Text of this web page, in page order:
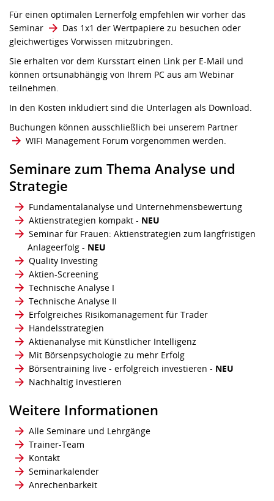
Für einen optimalen Lernerfolg empfehlen wir vorher das
Seminar
Das 1x1 der Wertpapiere zu besuchen oder
gleichwertiges Vorwissen mitzubringen.
Sie erhalten vor dem Kursstart einen Link per E-Mail und
können ortsunabhängig von Ihrem PC aus am Webinar
teilnehmen.
In den Kosten inkludiert sind die Unterlagen als Download.
Buchungen können ausschließlich bei unserem Partner
WIFI Management Forum vorgenommen werden.
Seminare zum Thema Analyse und
Strategie
Fundamentalanalyse und Unternehmensbewertung
Aktienstrategien kompakt - NEU
Seminar für Frauen: Aktienstrategien zum langfristigen
Anlageerfolg - NEU
Quality Investing
Aktien-Screening
Technische Analyse I
Technische Analyse II
Erfolgreiches Risikomanagement für Trader
Handelsstrategien
Aktienanalyse mit Künstlicher Intelligenz
Mit Börsenpsychologie zu mehr Erfolg
Börsentraining live - erfolgreich investieren - NEU
Nachhaltig investieren
Weitere Informationen
Alle Seminare und Lehrgänge
Trainer-Team
Kontakt
Seminarkalender
Anrechenbarkeit